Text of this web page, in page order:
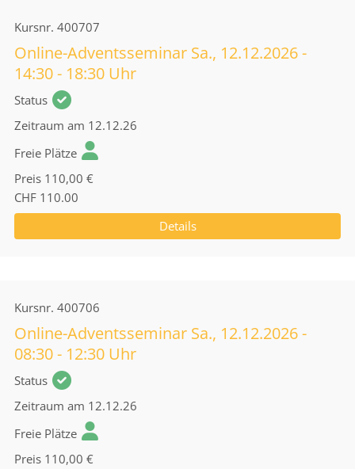
Kursnr. 400707
Online-Adventsseminar Sa., 12.12.2026 -
14:30 - 18:30 Uhr
Status
Zeitraum am 12.12.26
Freie Plätze
Preis 110,00 €
CHF 110.00
Details
Kursnr. 400706
Online-Adventsseminar Sa., 12.12.2026 -
08:30 - 12:30 Uhr
Status
Zeitraum am 12.12.26
Freie Plätze
Preis 110,00 €